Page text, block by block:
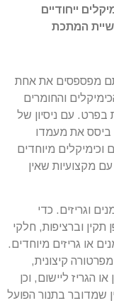
ייחודיים
המתכת
מפספסים את אחת
והחומרים
בפרט. עם ניסיון של
ביסס את מעמדו
מיוחדים
מקצועיות שאין
וגריזים. כדי
תקין וברציפות, חלקי
או גריזים מיוחדים.
קיצונית,
הגריז ליישום, וכן
שמדובר בתנור הפועל